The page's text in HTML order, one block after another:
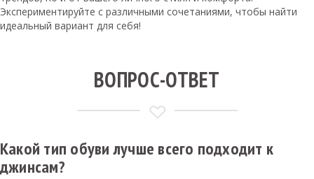
Экспериментируйте с различными сочетаниями, чтобы найти
идеальный вариант для себя!
ВОПРОС-ОТВЕТ
Какой тип обуви лучше всего подходит к
джинсам?